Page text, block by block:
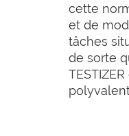
cette
et de
tâches
de sorte